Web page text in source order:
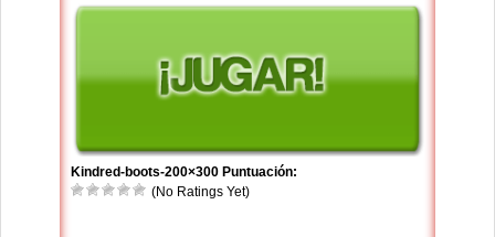
Kindred-boots-200×300 Puntuación:
(No Ratings Yet)